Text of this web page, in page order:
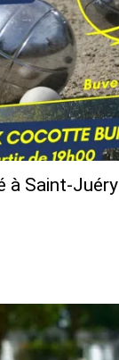
à Saint-Juéry